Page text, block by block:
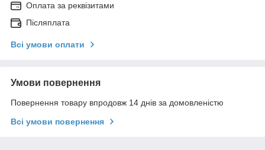
Оплата за реквізитами
Післяплата
Всі умови оплати
Умови повернення
Повернення товару впродовж 14 днів за домовленістю
Всі умови повернення